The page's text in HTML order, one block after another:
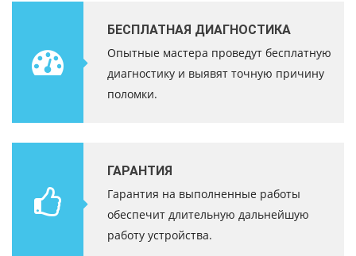
БЕСПЛАТНАЯ ДИАГНОСТИКА
Опытные мастера проведут бесплатную
диагностику и выявят точную причину
поломки.
ГАРАНТИЯ
Гарантия на выполненные работы
обеспечит длительную дальнейшую
работу устройства.